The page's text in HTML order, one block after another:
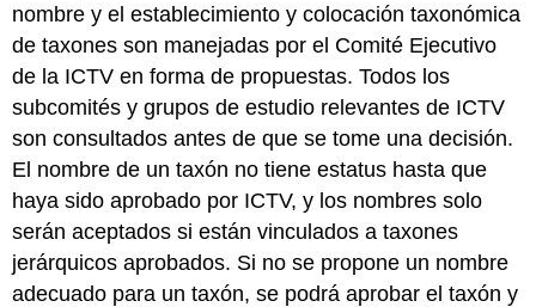
nombre y el establecimiento y colocación taxonómica
de taxones son manejadas por el Comité Ejecutivo
de la ICTV en forma de propuestas. Todos los
subcomités y grupos de estudio relevantes de ICTV
son consultados antes de que se tome una decisión.
El nombre de un taxón no tiene estatus hasta que
haya sido aprobado por ICTV, y los nombres solo
serán aceptados si están vinculados a taxones
jerárquicos aprobados. Si no se propone un nombre
adecuado para un taxón, se podrá aprobar el taxón y